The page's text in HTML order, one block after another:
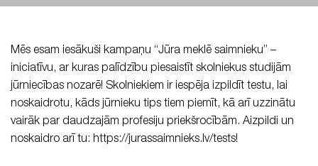
Mēs esam iesākuši kampaņu “Jūra meklē saimnieku” –
iniciatīvu, ar kuras palīdzību piesaistīt skolniekus studijām
jūrniecības nozarē! Skolniekiem ir iespēja izpildīt testu, lai
noskaidrotu, kāds jūrnieku tips tiem piemīt, kā arī uzzinātu
vairāk par daudzajām profesiju priekšrocībām. Aizpildi un
noskaidro arī tu: https://jurassaimnieks.lv/tests!